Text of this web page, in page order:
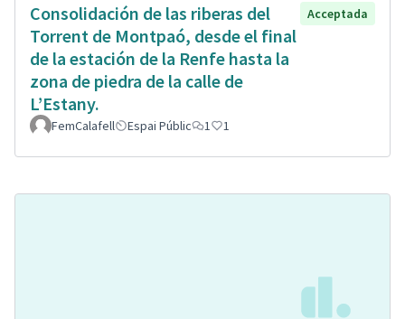
Consolidación de las riberas del
Torrent de Montpaó, desde el final
de la estación de la Renfe hasta la
zona de piedra de la calle de
L’Estany.
Acceptada
FemCalafell Espai Públic 1 1